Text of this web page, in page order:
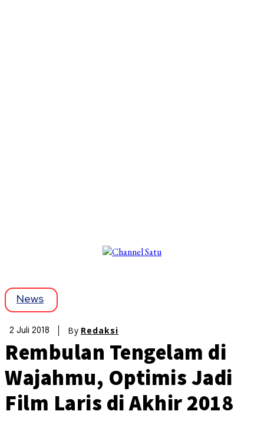
News
2 Juli 2018 By Redaksi
Rembulan Tengelam di
Wajahmu, Optimis Jadi
Film Laris di Akhir 2018